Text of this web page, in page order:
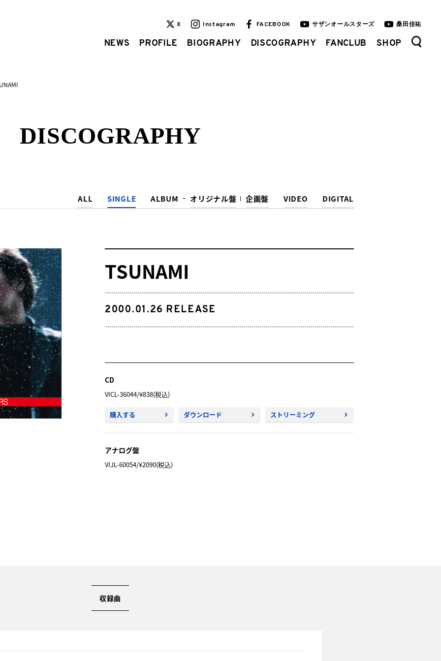
X Instagram FACEBOOK サザンオールスターズ 桑田佳祐
NEWS PROFILE BIOGRAPHY DISCOGRAPHY FANCLUB SHOP
DISCOGRAPHY
ALL SINGLE ALBUM オリジナル盤 企画盤 VIDEO DIGITAL
TSUNAMI
2000.01.26 RELEASE
CD
VICL-36044/¥838(税込)
購入する ダウンロード ストリーミング
アナログ盤
VIJL-60054/¥2090(税込)
収録曲